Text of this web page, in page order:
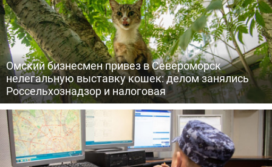
Омский бизнесмен привез в Североморск
нелегальную выставку кошек: делом занялись
Россельхознадзор и налоговая